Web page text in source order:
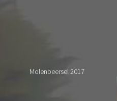
Molenbeersel 2017